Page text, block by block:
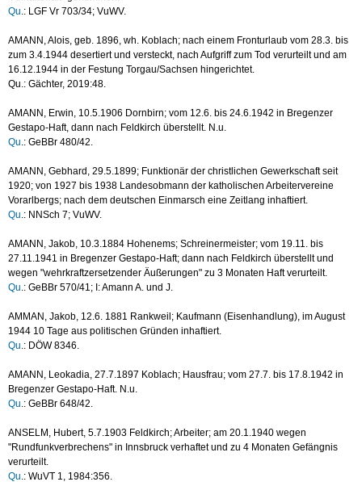
Qu .: LGF Vr 703/34; VuWV.
AMANN, Alois, geb. 1896, wh. Koblach; nach einem Fronturlaub vom 28.3. bis
zum 3.4.1944 desertiert und versteckt, nach Aufgriff zum Tod verurteilt und am
16.12.1944 in der Festung Torgau/Sachsen hingerichtet.
Qu.: Gächter, 2019:48.
AMANN, Erwin, 10.5.1906 Dornbirn; vom 12.6. bis 24.6.1942 in Bregenzer
Gestapo-Haft, dann nach Feldkirch überstellt. N.u.
Qu .: GeBBr 480/42.
AMANN, Gebhard, 29.5.1899; Funktionär der christlichen Gewerkschaft seit
1920; von 1927 bis 1938 Landesobmann der katholischen Arbeitervereine
Vorarlbergs; nach dem deutschen Einmarsch eine Zeitlang inhaftiert.
Qu .: NNSch 7; VuWV.
AMANN, Jakob, 10.3.1884 Hohenems; Schreinermeister; vom 19.11. bis
27.11.1941 in Bregenzer Gestapo-Haft; dann nach Feldkirch überstellt und
wegen "wehrkraftzersetzender Äußerungen" zu 3 Monaten Haft verurteilt.
Qu .: GeBBr 570/41; I: Amann A. und J.
AMMAN, Jakob, 12.6. 1881 Rankweil; Kaufmann (Eisenhandlung), im August
1944 10 Tage aus politischen Gründen inhaftiert.
Qu .: DÖW 8346.
AMANN, Leokadia, 27.7.1897 Koblach; Hausfrau; vom 27.7. bis 17.8.1942 in
Bregenzer Gestapo-Haft. N.u.
Qu .: GeBBr 648/42.
ANSELM, Hubert, 5.7.1903 Feldkirch; Arbeiter; am 20.1.1940 wegen
"Rundfunkverbrechens" in Innsbruck verhaftet und zu 4 Monaten Gefängnis
verurteilt.
Qu .: WuVT 1, 1984:356.